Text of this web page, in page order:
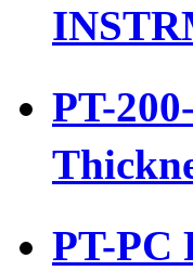
PT-
PT-PC